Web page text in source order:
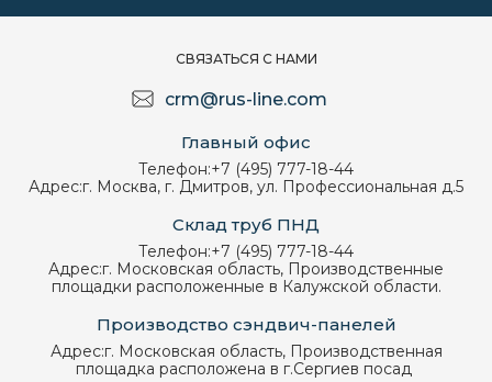
СВЯЗАТЬСЯ С НАМИ
crm@rus-line.com
Главный офис
Телефон:+7 (495) 777-18-44
Адрес:г. Москва, г. Дмитров, ул. Профессиональная д.5
Склад труб ПНД
Телефон:+7 (495) 777-18-44
Адрес:г. Московская область, Производственные
площадки расположенные в Калужской области.
Производство сэндвич-панелей
Адрес:г. Московская область, Производственная
площадка расположена в г.Сергиев посад